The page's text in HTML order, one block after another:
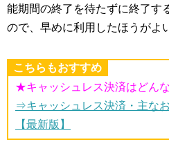
能期間の終了を待たずに終了す
ので、早めに利用したほうがよ
こちらもおすすめ
★キャッシュレス決済はどん
⇒キャッシュレス決済・主な
【最新版】